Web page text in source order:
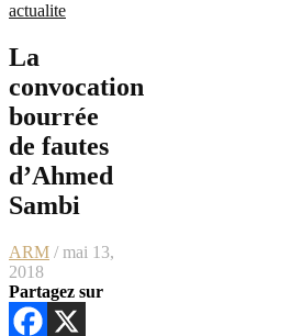
actualite
La
convocation
bourrée
de fautes
d’Ahmed
Sambi
ARM / mai 13,
2018
Partagez sur